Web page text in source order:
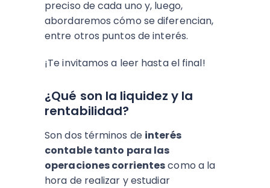
preciso de cada uno y, luego,
abordaremos cómo se diferencian,
entre otros puntos de interés.
¡Te invitamos a leer hasta el final!
¿Qué son la liquidez y la
rentabilidad?
Son dos términos de interés
contable tanto para las
operaciones corrientescomo a la
hora de realizar y estudiar